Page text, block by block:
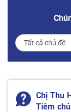
Chị Thu
Tiêm